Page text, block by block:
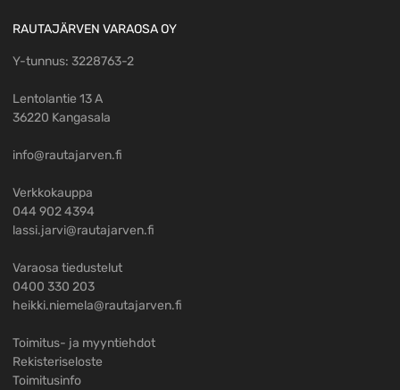
RAUTAJÄRVEN VARAOSA OY
Y-tunnus: 3228763-2
Lentolantie 13 A
36220 Kangasala
info@rautajarven.fi
Verkkokauppa
044 902 4394
lassi.jarvi@rautajarven.fi
Varaosa tiedustelut
0400 330 203
heikki.niemela@rautajarven.fi
Toimitus- ja myyntiehdot
Rekisteriseloste
Toimitusinfo